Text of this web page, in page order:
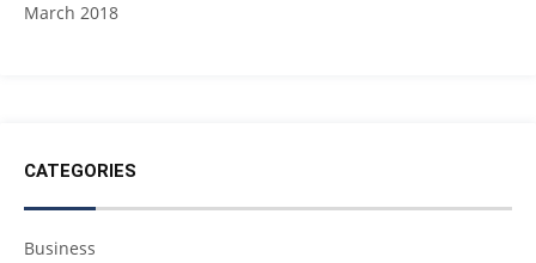
March 2018
CATEGORIES
Business